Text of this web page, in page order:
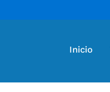
Inicio